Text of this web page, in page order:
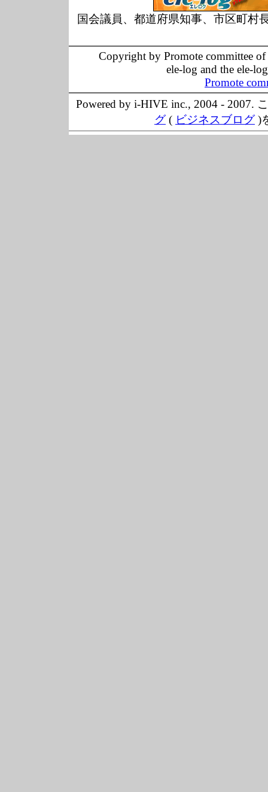
国会議員、都道府県知事、市区町村
Copyright by Promote committee
ele-log and the ele-
Promote
Powered by i-HIVE inc., 2004 - 2007.
グ( ビジネスブログ)